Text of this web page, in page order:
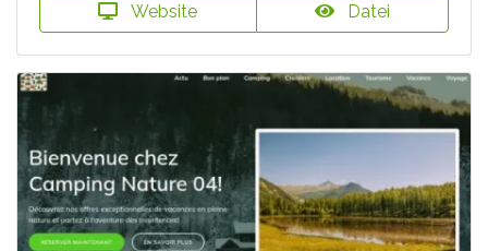
Website Datei